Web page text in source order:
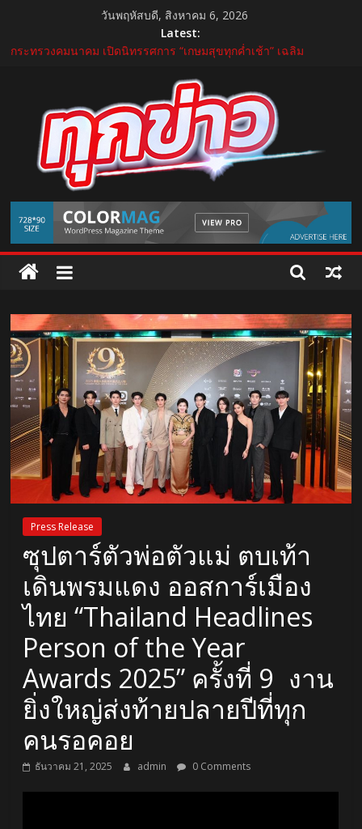
content
วันพฤหัสบดี, สิงหาคม 6, 2026
Latest:
บีโอไอผนึกพันธมิตรจัด THECA 2026 เชื่อมห่วงโซ่อิเล็กทรอนิกส์ หนุน
ไทยสู่ฐานผลิตเทคโนโลยีขั้นสูง
พระชนมพรรษา พระบาทสมเด็จพระเจ้าอยู่หัว 28 กรกฎาคม 2569
“GDH” เปิดโผโปรเจกต์ใหม่ใน “GDH CIRCLES Feel Good โคจร
ความสุข สนุกกว่าที่เคย”
แถลงใหญ่ปีที่ 11! บุรีรัมย์ มาราธอน 2027 เปิดศักราชใหม่ เดินหน้าสู่
Marathon Destination แห่งเอเชีย
บำรุงราษฎร์ ยกระดับศูนย์เวชศาสตร์การกีฬาและข้อ ดูแลแบบองค์
รวม ตอบรับเทรนด์ Active Lifestyle
TukKhao
AllNews
Press Release
ซุปตาร์ตัวพ่อตัวแม่ ตบเท้า
เดินพรมแดง ออสการ์เมือง
ไทย “Thailand Headlines
Person of the Year
Awards 2025” ครั้งที่ 9 งาน
ยิ่งใหญ่ส่งท้ายปลายปีที่ทุก
คนรอคอย
ธันวาคม 21, 2025 admin 0 Comments